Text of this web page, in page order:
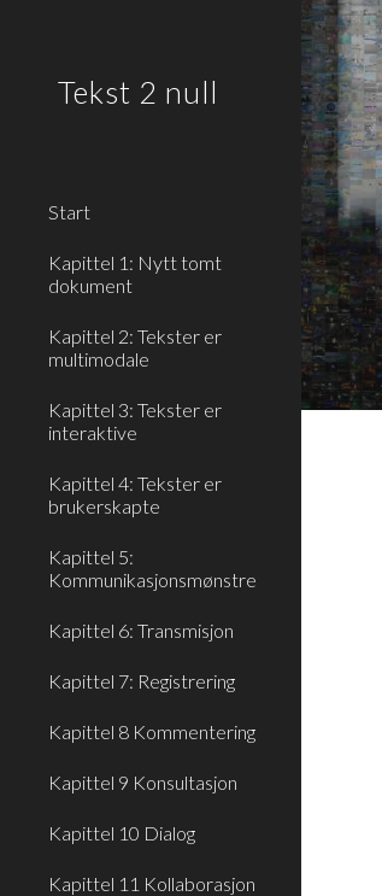
Tekst 2 null
Start
Kapittel 1: Nytt tomt
dokument
Kapittel 2: Tekster er
multimodale
Kapittel 3: Tekster er
interaktive
Kapittel 4: Tekster er
brukerskapte
Kapittel 5:
Kommunikasjonsmønstre
Kapittel 6: Transmisjon
Kapittel 7: Registrering
Kapittel 8 Kommentering
Kapittel 9 Konsultasjon
Kapittel 10 Dialog
Kapittel 11 Kollaborasjon